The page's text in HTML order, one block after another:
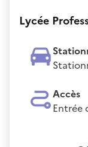
Lycée
Accès
Entrée